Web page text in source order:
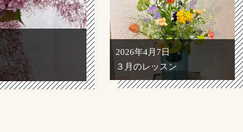
2026年4月7日
３月のレッスン